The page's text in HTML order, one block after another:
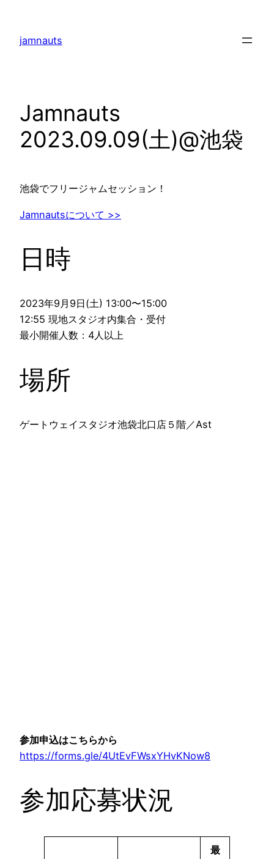
jamnauts
Jamnauts
2023.09.09(土)@池袋
池袋でフリージャムセッション！
Jamnautsについて >>
日時
2023年9月9日(土) 13:00〜15:00
12:55 現地スタジオ内集合・受付
最小開催人数：4人以上
場所
ゲートウェイスタジオ池袋北口店５階／Ast
参加申込はこちらから
https://forms.gle/4UtEvFWsxYHvKNow8
参加応募状況
最